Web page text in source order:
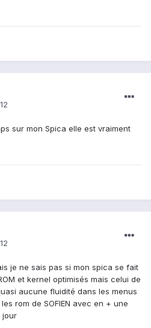
sur mon Spica elle est vraiment
je ne sais pas si mon spica se fait
et kernel optimisés mais celui de
aucune fluidité dans les menus
rom de SOFIEN avec en + une
jour